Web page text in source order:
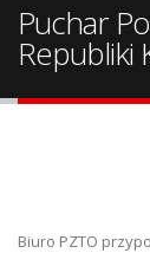
Puchar
Republiki
Biuro PZTO